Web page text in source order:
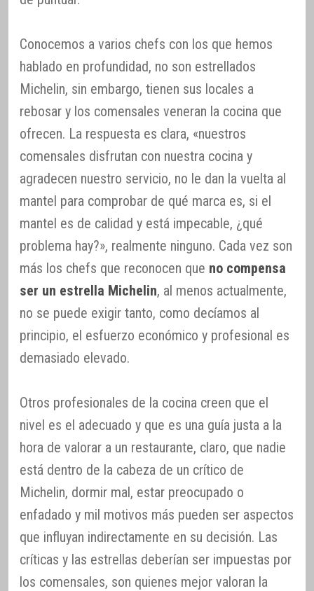
Conocemos a varios chefs con los que hemos
hablado en profundidad, no son estrellados
Michelin, sin embargo, tienen sus locales a
rebosar y los comensales veneran la cocina que
ofrecen. La respuesta es clara, «nuestros
comensales disfrutan con nuestra cocina y
agradecen nuestro servicio, no le dan la vuelta al
mantel para comprobar de qué marca es, si el
mantel es de calidad y está impecable, ¿qué
problema hay?», realmente ninguno. Cada vez son
más los chefs que reconocen que no compensa
ser un estrella Michelin, al menos actualmente,
no se puede exigir tanto, como decíamos al
principio, el esfuerzo económico y profesional es
demasiado elevado.
Otros profesionales de la cocina creen que el
nivel es el adecuado y que es una guía justa a la
hora de valorar a un restaurante, claro, que nadie
está dentro de la cabeza de un crítico de
Michelin, dormir mal, estar preocupado o
enfadado y mil motivos más pueden ser aspectos
que influyan indirectamente en su decisión. Las
críticas y las estrellas deberían ser impuestas por
los comensales, son quienes mejor valoran la